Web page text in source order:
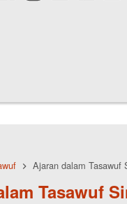
Ajaran dalam Tasawuf
Tasawuf